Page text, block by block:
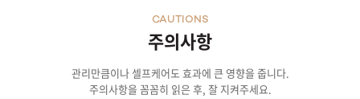
주의사항
CAUTIONS
관리만큼이나 셀프케어도 효과에 큰 영향을 줍니다.
주의사항을 꼼꼼히 읽은 후, 잘 지켜주세요.